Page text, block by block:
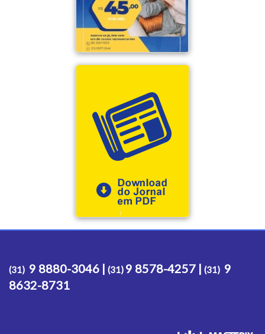
(31) 9 8880-3046 | (31) 9 8578-4257 | (31) 9
8632-8731